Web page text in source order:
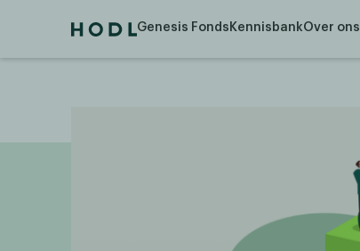
Genesis Fonds KennisbankOver ons